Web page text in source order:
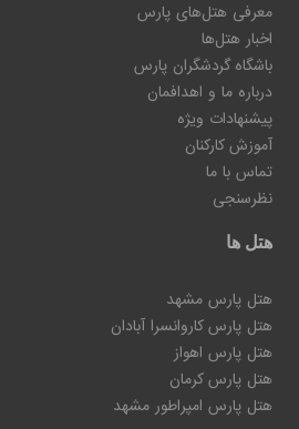
معرفی هتل‌های پارس
اخبار هتل‌ها
باشگاه گردشگران پارس
درباره ما و اهدافمان
پیشنهادات ویژه
آموزش کارکنان
تماس با ما
نظرسنجی
هتل ها
هتل پارس مشهد
هتل پارس کاروانسرا آبادان
هتل پارس اهواز
هتل پارس کرمان
هتل پارس امپراطور مشهد